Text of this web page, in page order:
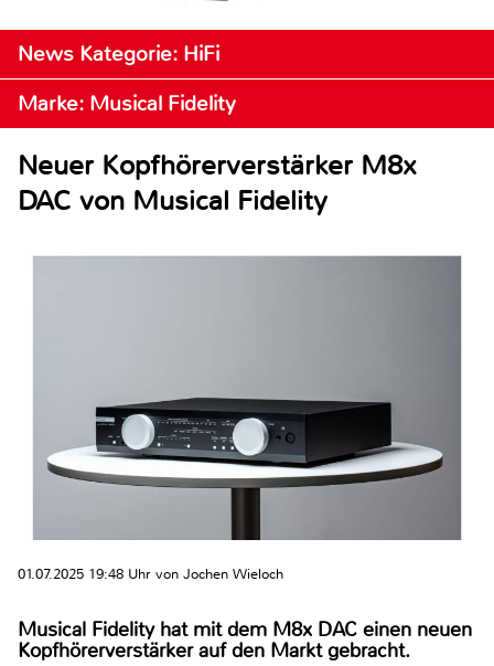
News Kategorie: HiFi
Marke: Musical Fidelity
Neuer Kopfhörerverstärker M8x
DAC von Musical Fidelity
01.07.2025 19:48 Uhr von Jochen Wieloch
Musical Fidelity hat mit dem M8x DAC einen neuen
Kopfhörerverstärker auf den Markt gebracht.